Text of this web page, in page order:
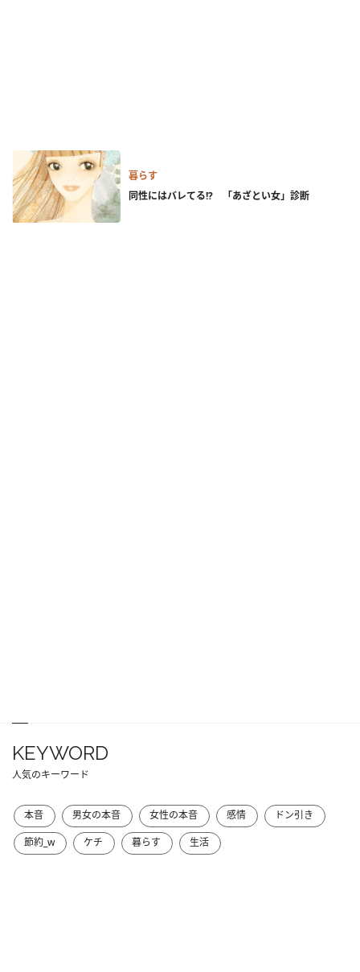
暮らす
同性にはバレてる!? 「あざとい女」診断
KEYWORD
人気のキーワード
本音 男女の本音 女性の本音 感情
ドン引き
節約_w
ケチ 暮らす 生活